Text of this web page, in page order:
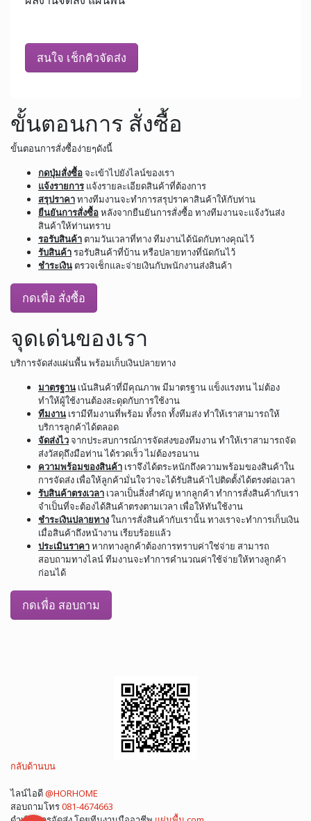
สนใจ เช็กคิวจัดส่ง
ขั้นตอนการ สั่งซื้อ
ขั้นตอนการสั่งซื้อง่ายๆดังนี้
กดปุ่มสั่งซื้อจะเข้าไปยังไลน์ของเรา
แจ้งรายการ แจ้งรายละเอียดสินค้าที่ต้องการ
สรุปราคาทางทีมงานจะทำการสรุปราคาสินค้าให้กับท่าน
ยืนยันการสั่งซื้อหลังจากยืนยันการสั่งซื้อ ทางทีมงานจะแจ้งวันส่ง
สินค้าให้ท่านทราบ
รอรับสินค้า ตามวันเวลาที่ทาง ทีมงานได้นัดกับทางคุณไว้
รับสินค้ารอรับสินค้าที่บ้าน หรือปลายทางที่นัดกันไว้
ชำระเงิน ตรวจเช็กและจ่ายเงินกับพนักงานส่งสินค้า
กดเพื่อ สั่งซื้อ
จุดเด่นของเรา
บริการจัดส่งแผ่นพื้น พร้อมเก็บเงินปลายทาง
มาตรฐาน เน้นสินค้าที่มีคุณภาพ มีมาตรฐาน แข็งแรงทน ไม่ต้อง
ทำให้ผู้ใช้งานต้องสะดุดกับการใช้งาน
ทีมงาน เรามีทีมงานที่พร้อม ทั้งรถ ทั้งทีมส่ง ทำให้เราสามารถให้
บริการลูกค้าได้ตลอด
จัดส่งไวจากประสบการณ์การจัดส่งของทีมงาน ทำให้เราสามารถจัด
ส่งวัสดุถึงมือท่าน ได้รวดเร็ว ไม่ต้องรอนาน
ความพร้อมของสินค้า เราจึงได้ตระหนักถึงความพร้อมของสินค้าใน
การจัดส่ง เพื่อให้ลูกค้ามั่นใจว่าจะได้รับสินค้าไปติดตั้งได้ตรงต่อเวลา
รับสินค้าตรงเวลา เวลาเป็นสิ่งสำคัญ หากลูกค้า ทำการสั่งสินค้ากับเรา
จำเป็นที่จะต้องได้สินค้าตรงตามเวลา เพื่อให้ทันใช้งาน
ชำระเงินปลายทางในการสั่งสินค้ากับเรานั้น ทางเราจะทำการเก็บเงิน
เมื่อสินค้าถึงหน้างาน เรียบร้อยแล้ว
ประเมินราคาหากทางลูกค้าต้องการทราบค่าใช่จ่าย สามารถ
สอบถามทางไลน์ ทีมงานจะทำการคำนวณค่าใช้จ่ายให้ทางลูกค้า
ก่อนได้
กดเพื่อ สอบถาม
กลับด้านบน
ไลน์ไอดี@HORHOME
สอบถามโทร081-4674663